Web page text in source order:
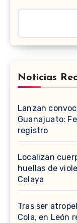
Noticias
Lanzan
Guanajuato:
registro
Localizan
huellas de
Celaya
Tras ser
Cola, en León